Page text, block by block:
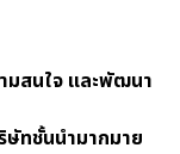
มสนใจ และพัฒนา
ทชั้นนำมากมาย